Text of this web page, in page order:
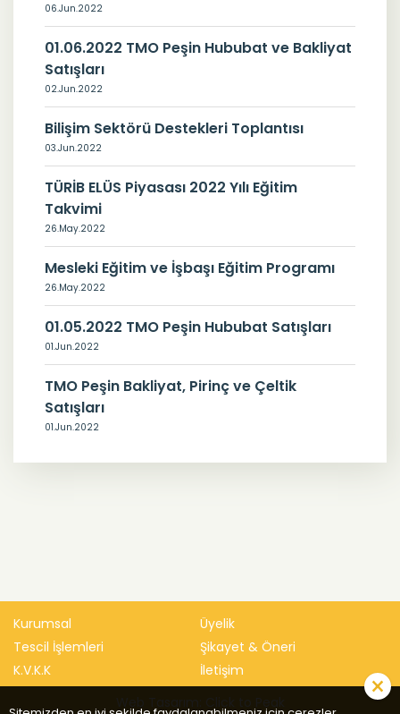
06.Jun.2022
01.06.2022 TMO Peşin Hububat ve Bakliyat
Satışları
02.Jun.2022
Bilişim Sektörü Destekleri Toplantısı
03.Jun.2022
TÜRİB ELÜS Piyasası 2022 Yılı Eğitim
Takvimi
26.May.2022
Mesleki Eğitim ve İşbaşı Eğitim Programı
26.May.2022
01.05.2022 TMO Peşin Hububat Satışları
01.Jun.2022
TMO Peşin Bakliyat, Pirinç ve Çeltik
Satışları
01.Jun.2022
Kurumsal
Üyelik
Tescil İşlemleri
Şikayet & Öneri
K.V.K.K
İletişim